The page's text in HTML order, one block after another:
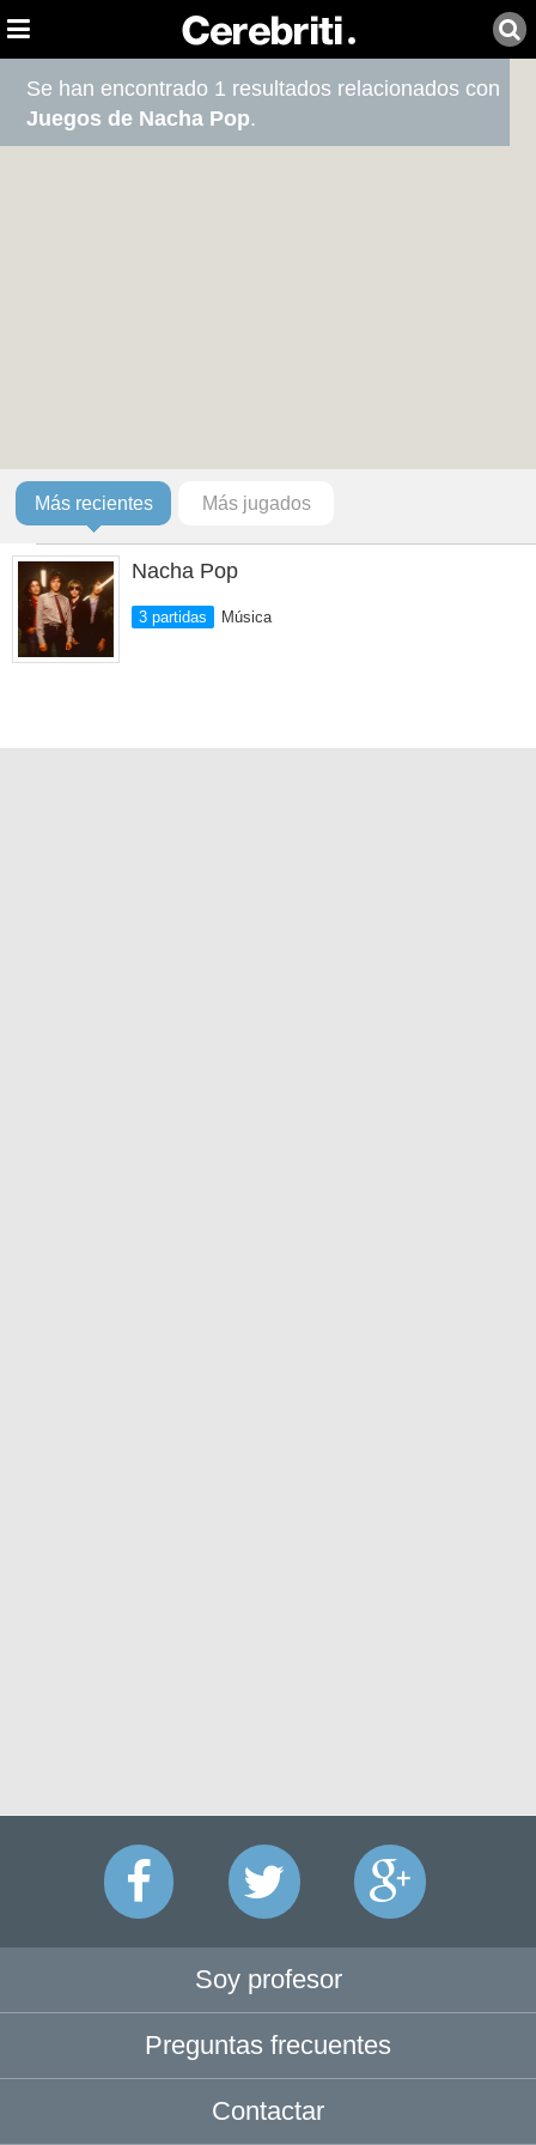
Se han encontrado 1 resultados relacionados con
Juegos de Nacha Pop.
Más recientes Más jugados
Nacha Pop
3 partidas Música
Soy profesor
Preguntas frecuentes
Contactar